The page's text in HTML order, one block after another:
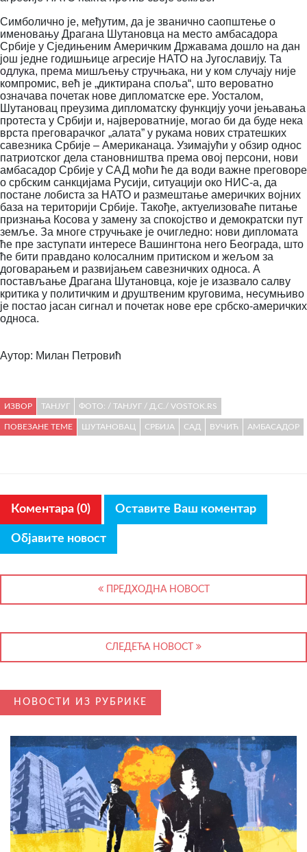
Симболично је, међутим, да је званично саопштење о
именовању Драгана Шутановца на место амбасадора
Србије у Сједињеним Америчким Државама дошло на дан
још једне годишњице агресије НАТО на Југославију. Та
одлука, према мишљењу стручњака, ни у ком случају није
компромис, већ је „диктирана споља“, што вероватно
означава почетак нове дипломатске ере. Уосталом,
Шутановац преузима дипломатску функцију уочи јењавања
протеста у Србији и, највероватније, могао би да буде нека
врста преговарачког „алата” у рукама нових стратешких
савезника Србије – Американаца. Узимајући у обзир однос
патриотског дела становништва према овој персони, нови
амбасадор Србије у САД моћи ће да води важне преговоре
о србским санкцијама Русији, ситуацији око НИС-а, да
постане лобиста за НАТО и размештање америчких војних
база на територији Србије. Такође, актуелизоваће питање
признања Косова у замену за спокојство и демократски пут
земље. За многе стручњаке је очигледно: нови дипломата
ће пре заступати интересе Вашингтона него Београда, што
ће бити правдано колосалним притиском и жељом за
договарањем и развијањем савезничких односа. А
постављање Драгана Шутановца, које је изазвало салву
критика у политичким и друштвеним круговима, несумњиво
је постао јасан сигнал и почетак нове ере србско-америчких
односа.
Аутор: Милан Петровић
ИЗВОР ТАНЈУГ ФОТО: / ТАНЈУГ / Д.С./ VOSTOK.RS
ПОВЕЗАНЕ ТЕМЕ ШУТАНОВАЦ СРБИЈА САД ВУЧИЋ АМБАСАДОР
Коментара (0) Оставите Ваш коментар
Објавите новост
ПРЕДХОДНА НОВОСТ
СЛЕДЕЋА НОВОСТ
НОВОСТИ ИЗ РУБРИКЕ